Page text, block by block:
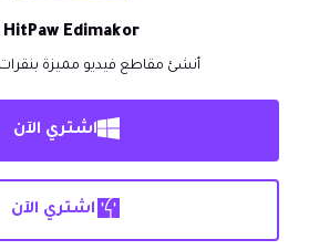
HitPaw Edimakor
أنشئ مقاطع فيديو مميزة
اشتري الآن
اشتري الآن